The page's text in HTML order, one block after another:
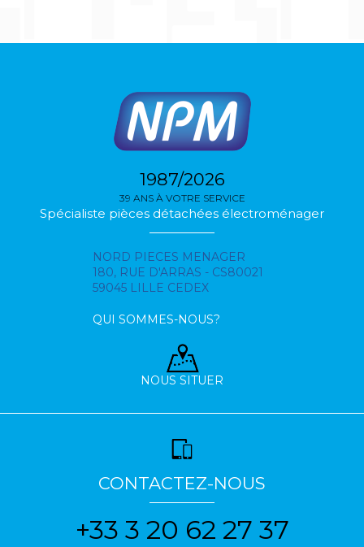
1987/2026
39 ANS À VOTRE SERVICE
Spécialiste pièces détachées électroménager
NORD PIECES MENAGER
180, RUE D'ARRAS - CS80021
59045 LILLE CEDEX
QUI SOMMES-NOUS?
NOUS SITUER
CONTACTEZ-NOUS
+33 3 20 62 27 37